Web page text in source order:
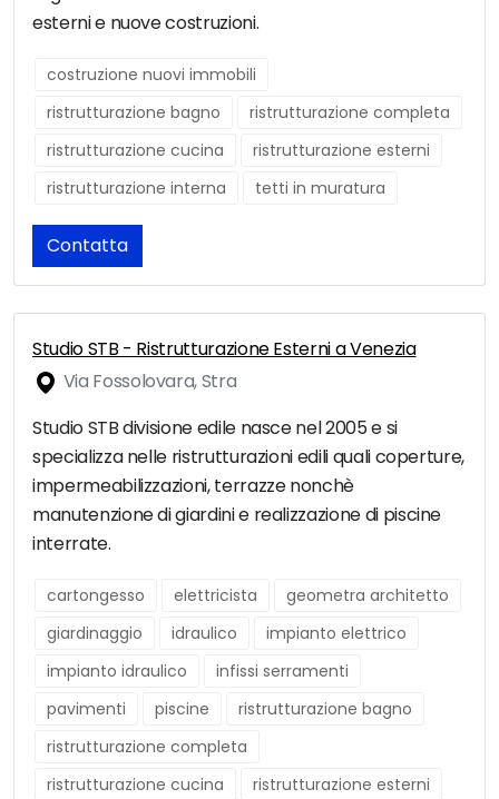
esterni e nuove costruzioni.
costruzione nuovi immobili
ristrutturazione bagno
ristrutturazione completa
ristrutturazione cucina
ristrutturazione esterni
ristrutturazione interna
tetti in muratura
Contatta
Studio STB - Ristrutturazione Esterni a Venezia
Via Fossolovara, Stra
Studio STB divisione edile nasce nel 2005 e si
specializza nelle ristrutturazioni edili quali coperture,
impermeabilizzazioni, terrazze nonchè
manutenzione di giardini e realizzazione di piscine
interrate.
cartongesso elettricista
geometra architetto
giardinaggio
idraulico
impianto elettrico
impianto idraulico
infissi serramenti
pavimenti
piscine
ristrutturazione bagno
ristrutturazione completa
ristrutturazione cucina
ristrutturazione esterni